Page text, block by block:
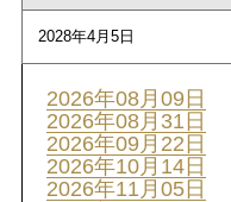
2028年4月5日
2026年08月09日
2026年08月31日
2026年09月22日
2026年10月14日
2026年11月05日